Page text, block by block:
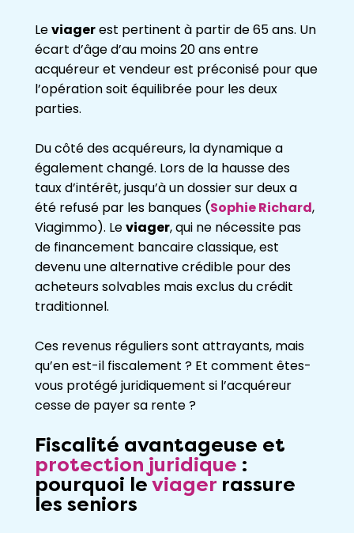
Leviagerest pertinent à partir de 65 ans. Un
écart d’âge d’au moins 20 ans entre
acquéreur et vendeur est préconisé pour que
l’opération soit équilibrée pour les deux
parties.
Du côté des acquéreurs, la dynamique a
également changé. Lors de la hausse des
taux d’intérêt, jusqu’à un dossier sur deux a
été refusé par les banques (Sophie Richard,
Viagimmo). Leviager, qui ne nécessite pas
de financement bancaire classique, est
devenu une alternative crédible pour des
acheteurs solvables mais exclus du crédit
traditionnel.
Ces revenus réguliers sont attrayants, mais
qu’en est-il fiscalement ? Et comment êtes-
vous protégé juridiquement si l’acquéreur
cesse de payer sa rente ?
Fiscalité avantageuse et
protection juridique :
pourquoi le viager rassure
les seniors